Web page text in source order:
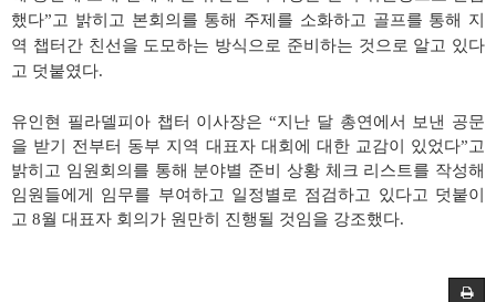
했다”고 밝히고 본회의를 통해 주제를 소화하고 골프를 통해 지
역 챕터간 친선을 도모하는 방식으로 준비하는 것으로 알고 있다
고 덧붙였다.
유인현 필라델피아 챕터 이사장은 “지난 달 총연에서 보낸 공문
을 받기 전부터 동부 지역 대표자 대회에 대한 교감이 있었다”고
밝히고 임원회의를 통해 분야별 준비 상황 체크 리스트를 작성해
임원들에게 임무를 부여하고 일정별로 점검하고 있다고 덧붙이
고 8월 대표자 회의가 원만히 진행될 것임을 강조했다.